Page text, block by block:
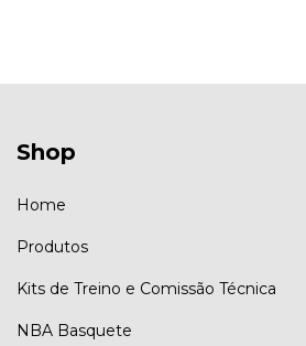
Shop
Home
Produtos
Kits de Treino e Comissão Técnica
NBA Basquete